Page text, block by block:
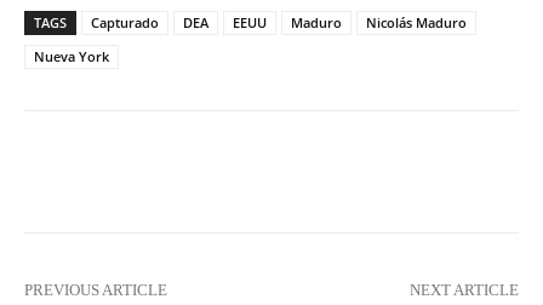
TAGS Capturado DEA EEUU Maduro
Nicolás Maduro
Nueva York
PREVIOUS ARTICLE
NEXT ARTICLE